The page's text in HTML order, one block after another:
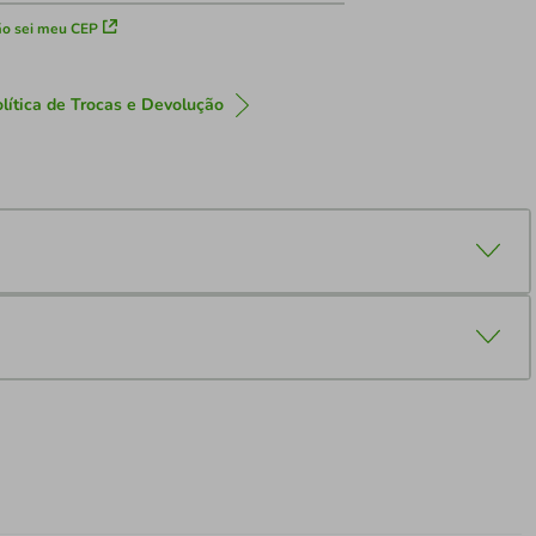
sei meu CEP
de Trocas e Devolução